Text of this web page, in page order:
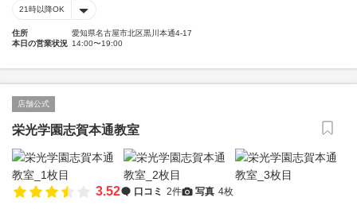
21時以降OK
住所
愛知県名古屋市北区黒川本通4-17
本日の営業状況 14:00〜19:00
店舗公式
栄光学園志賀本通教室
3.52 口コミ 2件 写真 4枚